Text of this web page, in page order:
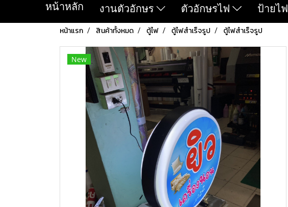
หน้าหลัก งานตัวอักษร ตัวอักษรไฟ ป้ายไฟ
หน้าแรก สินค้าทั้งหมด ตู้ไฟ ตู้ไฟสำเร็จรูป ตู้ไฟสำเร็จรูป
New